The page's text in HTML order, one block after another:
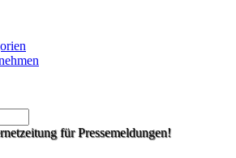
für Pressemeldungen!